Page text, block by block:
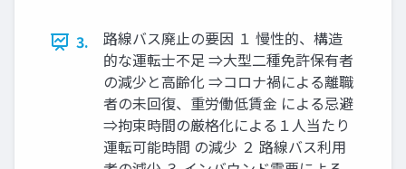
3.
路線バス廃止の要因 １ 慢性的、構造
的な運転士不足 ⇒大型二種免許保有者
の減少と高齢化 ⇒コロナ禍による離職
者の未回復、重労働低賃金 による忌避
⇒拘束時間の厳格化による１人当たり
運転可能時間 の減少 ２ 路線バス利用